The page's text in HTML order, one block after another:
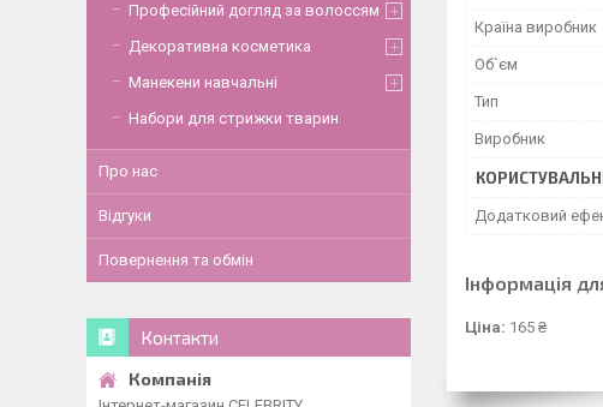
Країна виробник
Об`єм
Тип
Виробник
Додатковий
Інформація
Ціна: 165 ₴
Професійний догляд за волоссям
Декоративна косметика
Манекени навчальні
Набори для стрижки тварин
Про нас
Відгуки
Повернення та обмін
Контакти